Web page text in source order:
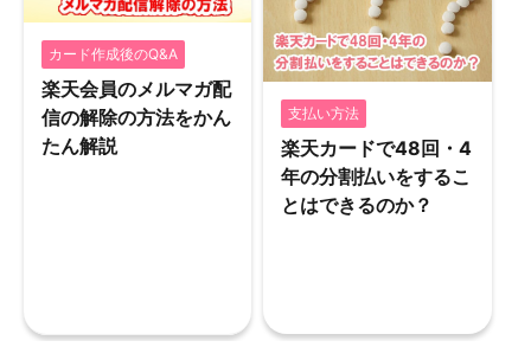
カード作成後のQ&A
楽天会員のメルマガ配
信の解除の方法をかん
たん解説
支払い方法
楽天カードで48回・4
年の分割払いをするこ
とはできるのか？